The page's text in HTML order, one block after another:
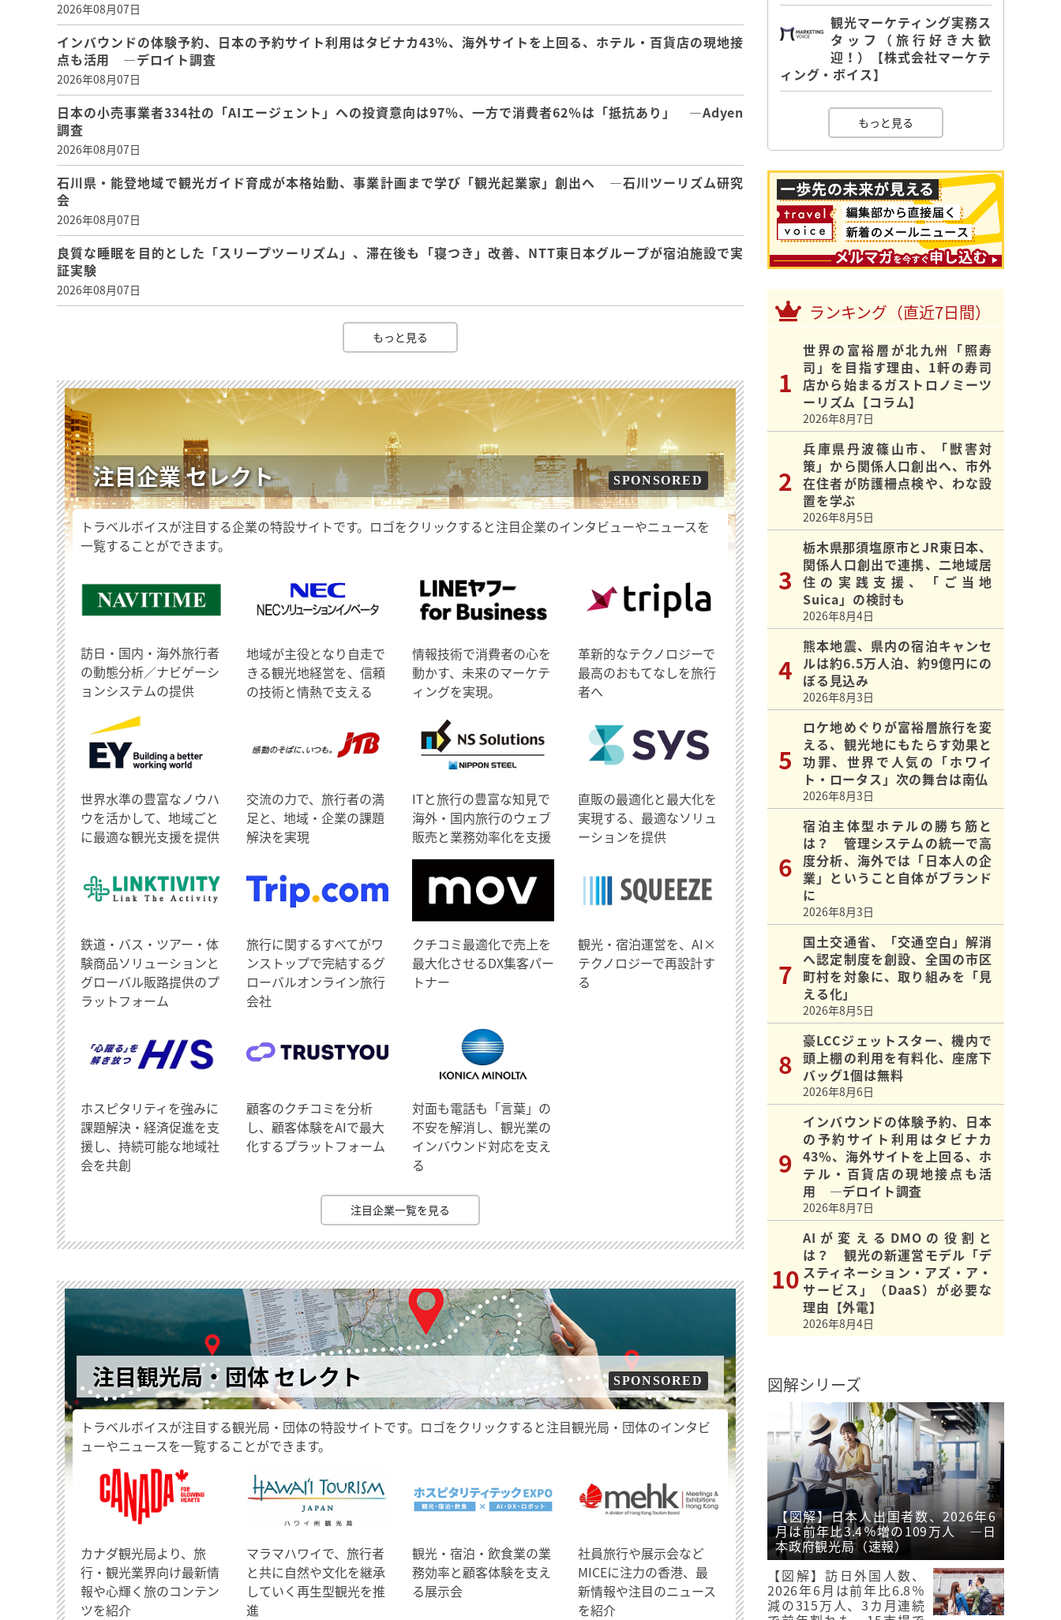
2026年08月07日
インバウンドの体験予約、日本の予約サイト利用はタビナカ43％、海外サイトを上回る、ホテル・百貨店の現地接
点も活用 ―デロイト調査
2026年08月07日
日本の小売事業者334社の「AIエージェント」への投資意向は97％、一方で消費者62％は「抵抗あり」 ―Adyen
調査
2026年08月07日
石川県・能登地域で観光ガイド育成が本格始動、事業計画まで学び「観光起業家」創出へ ―石川ツーリズム研究
会
2026年08月07日
良質な睡眠を目的とした「スリープツーリズム」、滞在後も「寝つき」改善、NTT東日本グループが宿泊施設で実
証実験
2026年08月07日
もっと見る
注目企業 セレクト SPONSORED
トラベルボイスが注目する企業の特設サイトです。ロゴをクリックすると注目企業のインタビューやニュースを
一覧することができます。
訪日・国内・海外旅行者
の動態分析／ナビゲーシ
ョンシステムの提供
地域が主役となり自走で
きる観光地経営を、信頼
の技術と情熱で支える
情報技術で消費者の心を
動かす、未来のマーケテ
ィングを実現。
革新的なテクノロジーで
最高のおもてなしを旅行
者へ
世界水準の豊富なノウハ
ウを活かして、地域ごと
に最適な観光支援を提供
交流の力で、旅行者の満
足と、地域・企業の課題
解決を実現
ITと旅行の豊富な知見で
海外・国内旅行のウェブ
販売と業務効率化を支援
直販の最適化と最大化を
実現する、最適なソリュ
ーションを提供
鉄道・バス・ツアー・体
験商品ソリューションと
グローバル販路提供のプ
ラットフォーム
旅行に関するすべてがワ
ンストップで完結するグ
ローバルオンライン旅行
会社
クチコミ最適化で売上を
最大化させるDX集客パー
トナー
観光・宿泊運営を、AI×
テクノロジーで再設計す
る
ホスピタリティを強みに
課題解決・経済促進を支
援し、持続可能な地域社
会を共創
顧客のクチコミを分析
し、顧客体験をAIで最大
化するプラットフォーム
対面も電話も「言葉」の
不安を解消し、観光業の
インバウンド対応を支え
る
注目企業一覧を見る
注目観光局・団体 セレクト SPONSORED
トラベルボイスが注目する観光局・団体の特設サイトです。ロゴをクリックすると注目観光局・団体のインタビ
ューやニュースを一覧することができます。
​カナダ観光局より、旅
行・観光業界向け最新情
報や心輝く旅のコンテン
ツを紹介
マラマハワイで、旅行者
と共に自然や文化を継承
していく再生型観光を推
進
観光・宿泊・飲食業の業
務効率と顧客体験を支え
る展示会
社員旅行や展示会など
MICEに注力の香港、最
新情報や注目のニュース
を紹介
観光マーケティング実務ス
タッフ（旅行好き大歓
迎！）【株式会社マーケテ
ィング・ボイス】
もっと見る
ランキング（直近7日間）
世界の富裕層が北九州「照寿
司」を目指す理由、1軒の寿司
店から始まるガストロノミーツ
ーリズム【コラム】
2026年8月7日
兵庫県丹波篠山市、「獣害対
策」から関係人口創出へ、市外
在住者が防護柵点検や、わな設
置を学ぶ
2026年8月5日
栃木県那須塩原市とJR東日本、
関係人口創出で連携、二地域居
住の実践支援、「ご当地
Suica」の検討も
2026年8月4日
熊本地震、県内の宿泊キャンセ
ルは約6.5万人泊、約9億円にの
ぼる見込み
2026年8月3日
ロケ地めぐりが富裕層旅行を変
える、観光地にもたらす効果と
功罪、世界で人気の「ホワイ
ト・ロータス」次の舞台は南仏
2026年8月3日
宿泊主体型ホテルの勝ち筋と
は？ 管理システムの統一で高
度分析、海外では「日本人の企
業」ということ自体がブランド
に
2026年8月3日
国土交通省、「交通空白」解消
へ認定制度を創設、全国の市区
町村を対象に、取り組みを「見
える化」
2026年8月5日
豪LCCジェットスター、機内で
頭上棚の利用を有料化、座席下
バッグ1個は無料
2026年8月6日
インバウンドの体験予約、日本
の予約サイト利用はタビナカ
43％、海外サイトを上回る、ホ
テル・百貨店の現地接点も活
用 ―デロイト調査
2026年8月7日
AIが変えるDMOの役割と
は？ 観光の新運営モデル「デ
スティネーション・アズ・ア・
サービス」（DaaS）が必要な
理由【外電】
2026年8月4日
図解シリーズ
【図解】日本人出国者数、2026年6
月は前年比3.4％増の109万人 ―日
本政府観光局（速報）
【図解】訪日外国人数、
2026年6月は前年比6.8％
減の315万人、3カ月連続